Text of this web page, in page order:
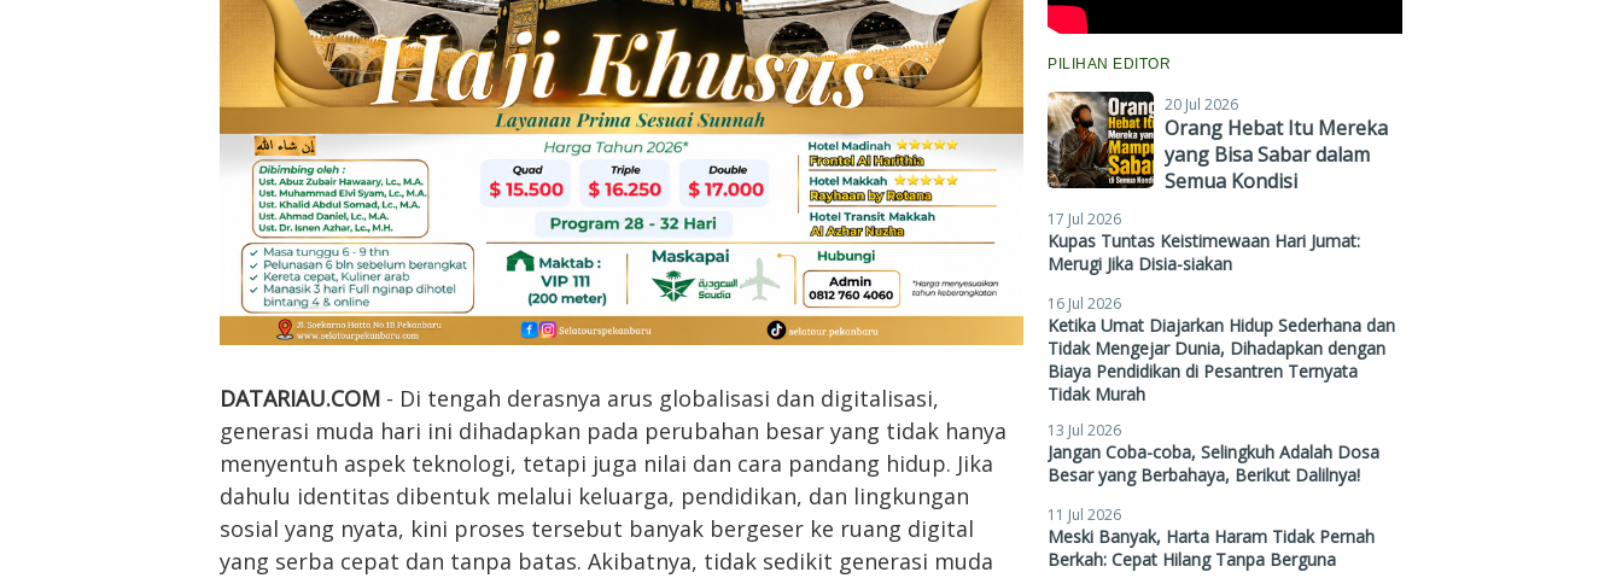
DATARIAU.COM - Di tengah derasnya arus globalisasi dan digitalisasi,
generasi muda hari ini dihadapkan pada perubahan besar yang tidak hanya
menyentuh aspek teknologi, tetapi juga nilai dan cara pandang hidup. Jika
dahulu identitas dibentuk melalui keluarga, pendidikan, dan lingkungan
sosial yang nyata, kini proses tersebut banyak bergeser ke ruang digital
yang serba cepat dan tanpa batas. Akibatnya, tidak sedikit generasi muda
PILIHAN EDITOR
20 Jul 2026
Orang Hebat Itu Mereka
yang Bisa Sabar dalam
Semua Kondisi
17 Jul 2026
Kupas Tuntas Keistimewaan Hari Jumat:
Merugi Jika Disia-siakan
16 Jul 2026
Ketika Umat Diajarkan Hidup Sederhana dan
Tidak Mengejar Dunia, Dihadapkan dengan
Biaya Pendidikan di Pesantren Ternyata
Tidak Murah
13 Jul 2026
Jangan Coba-coba, Selingkuh Adalah Dosa
Besar yang Berbahaya, Berikut Dalilnya!
11 Jul 2026
Meski Banyak, Harta Haram Tidak Pernah
Berkah: Cepat Hilang Tanpa Berguna